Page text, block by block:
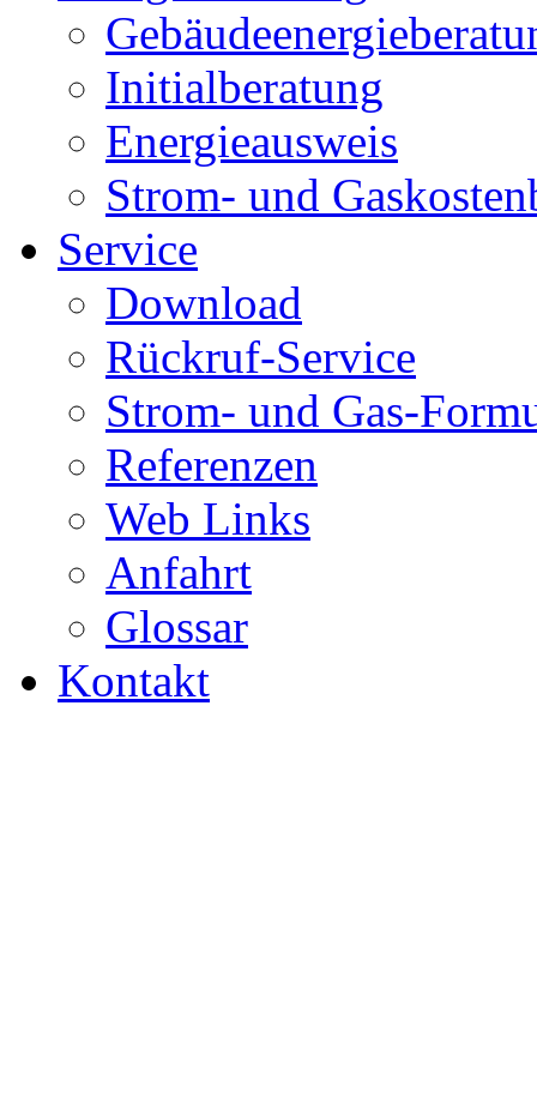
Initialberatung
Energieausweis
Strom- und
Service
Download
Rückruf-Service
Strom- und Gas-
Referenzen
Web Links
Anfahrt
Glossar
Kontakt